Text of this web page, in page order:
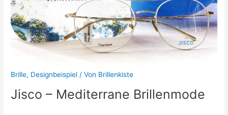
Brille, Designbeispiel / Von Brillenkiste
Jisco – Mediterrane Brillenmode